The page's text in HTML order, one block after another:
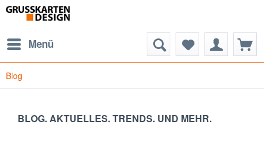
Menü
Blog
BLOG. AKTUELLES. TRENDS. UND MEHR.